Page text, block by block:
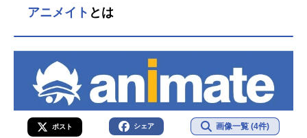
アニメイト とは
ポスト シェア 画像一覧 (4件)